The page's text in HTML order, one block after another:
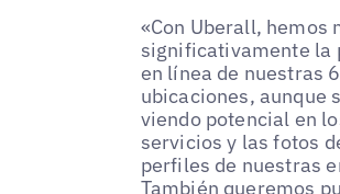
«Con Uberall, hemos
significativamente la
en línea de nuestras
ubicaciones, aunque
viendo potencial en
servicios y las fotos
perfiles de nuestras
También queremos